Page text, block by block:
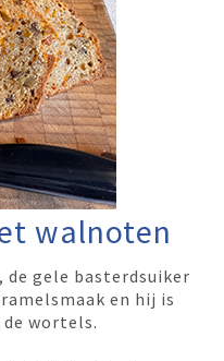
walnoten
de gele basterdsuiker
en hij is
wortels.